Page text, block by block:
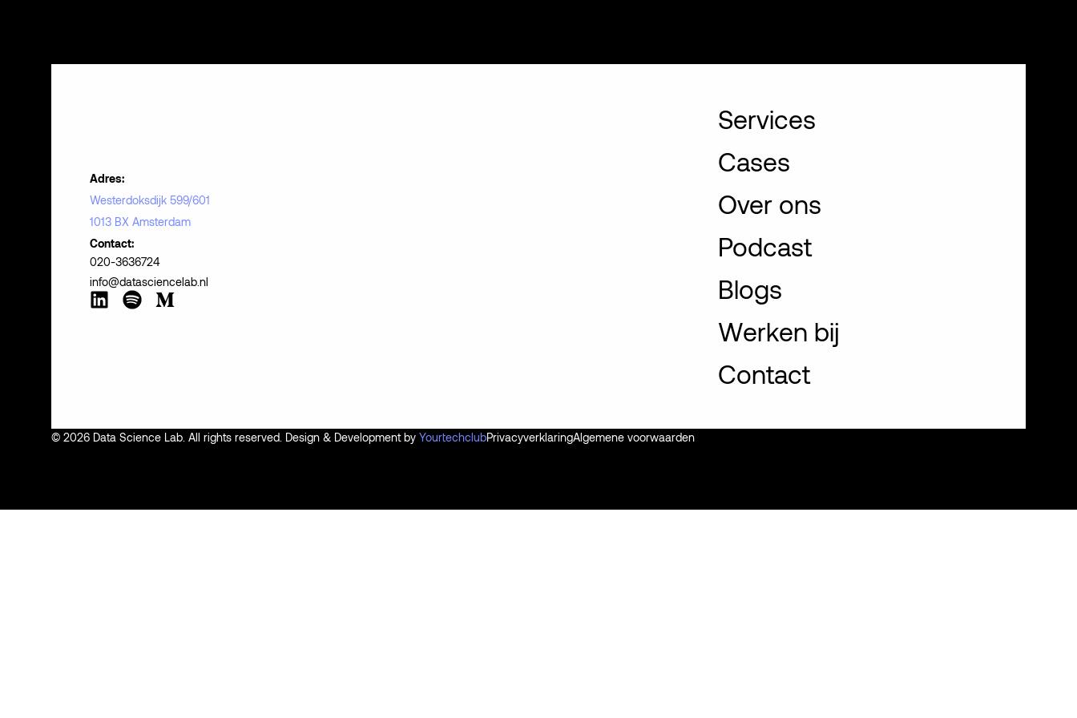
Adres:
Westerdoksdijk 599/601
1013 BX Amsterdam
Contact:
020-3636724
info@datasciencelab.nl
Services
Cases
Over ons
Podcast
Blogs
Werken bij
Contact
© 2026 Data Science Lab. All rights reserved. Design & Development by YourtechclubPrivacyverklaringAlgemene voorwaarden